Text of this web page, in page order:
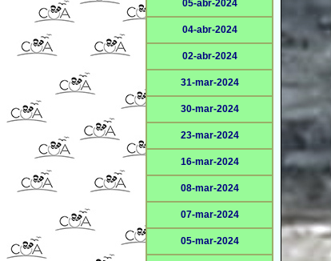
05-abr-2024
04-abr-2024
02-abr-2024
31-mar-2024
30-mar-2024
23-mar-2024
16-mar-2024
08-mar-2024
07-mar-2024
05-mar-2024